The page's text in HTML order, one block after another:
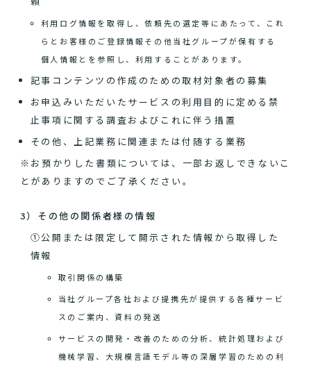
利用ログ情報を取得し、依頼先の選定等にあたって、これ
らとお客様のご登録情報その他当社グループが保有する
個人情報とを参照し、利用することがあります。
記事コンテンツの作成のための取材対象者の募集
お申込みいただいたサービスの利用目的に定める禁
止事項に関する調査およびこれに伴う措置
その他、上記業務に関連または付随する業務
※お預かりした書類については、一部お返しできないこ
とがありますのでご了承ください。
3）その他の関係者様の情報
①公開または限定して開示された情報から取得した
情報
取引関係の構築
当社グループ各社および提携先が提供する各種サービ
スのご案内、資料の発送
サービスの開発・改善のための分析、統計処理および
機械学習、大規模言語モデル等の深層学習のための利